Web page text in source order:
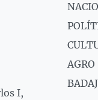
I,
AGRO